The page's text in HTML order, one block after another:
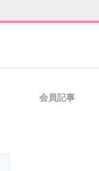
会員記事